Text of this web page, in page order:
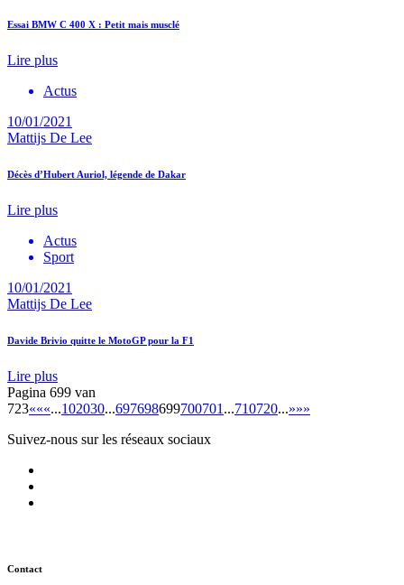
Essai BMW C 400 X : Petit mais musclé
Lire plus
Actus
10/01/2021
Mattijs De Lee
Décès d’Hubert Auriol, légende de Dakar
Lire plus
Actus
Sport
10/01/2021
Mattijs De Lee
Davide Brivio quitte le MotoGP pour la F1
Lire plus
Pagina 699 van
723«««...102030...697698699700701 ...710720...»»»
Suivez-nous sur les réseaux sociaux
Contact